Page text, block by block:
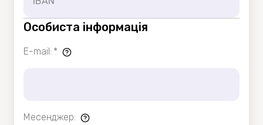
Особиста інформація
E-mail: *
Месенджер: